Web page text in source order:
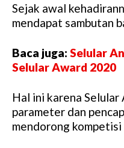
Sejak awal
mendapat sambutan
Baca juga: Selular
Selular Award 2020
Hal ini karena
parameter dan
mendorong